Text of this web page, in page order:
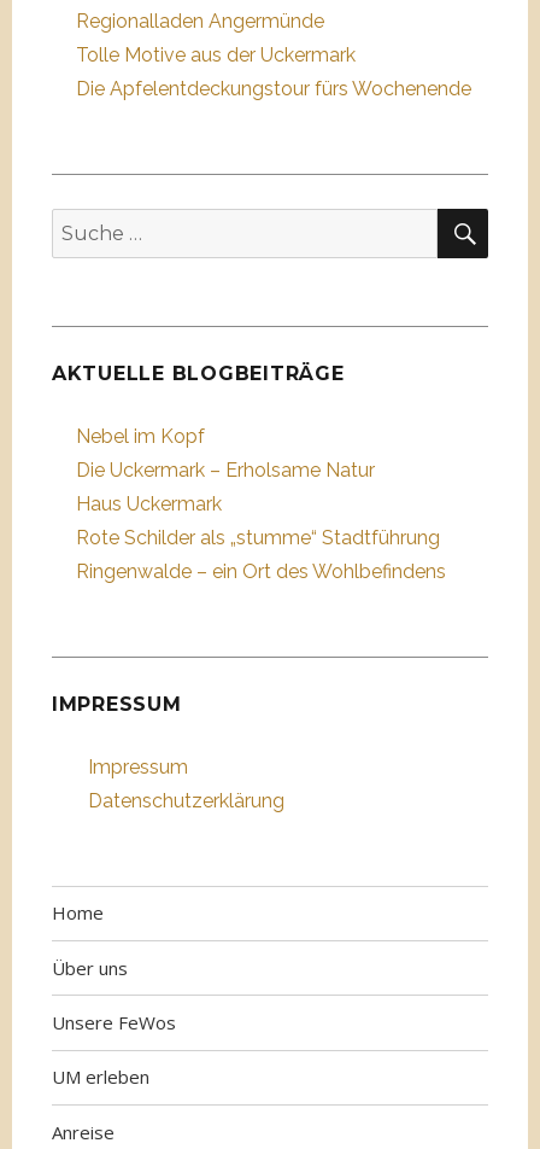
Regionalladen Angermünde
Tolle Motive aus der Uckermark
Die Apfelentdeckungstour fürs Wochenende
Suche
nach:
AKTUELLE BLOGBEITRÄGE
Nebel im Kopf
Die Uckermark – Erholsame Natur
Haus Uckermark
Rote Schilder als „stumme“ Stadtführung
Ringenwalde – ein Ort des Wohlbefindens
IMPRESSUM
Impressum
Datenschutzerklärung
Home
Über uns
Unsere FeWos
UM erleben
Anreise